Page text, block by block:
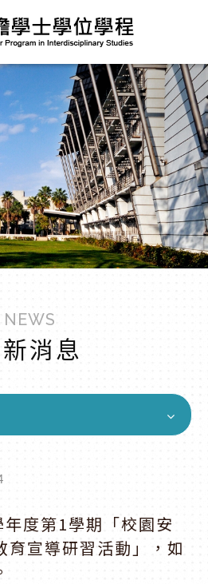
NEWS
消息
度第1學期「校園安
育宣導研習活動」，如